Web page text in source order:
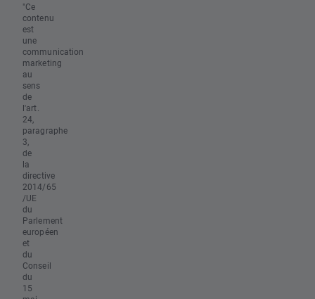
"Ce
contenu
est
une
communication
marketing
au
sens
de
l'art.
24,
paragraphe
3,
de
la
directive
2014/65
/UE
du
Parlement
européen
et
du
Conseil
du
15